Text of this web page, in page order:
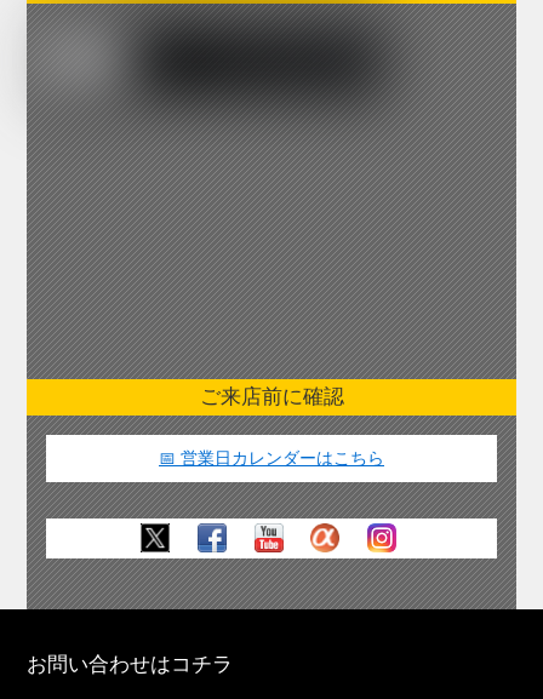
ご来店前に確認
📅 営業日カレンダーはこちら
お問い合わせはコチラ